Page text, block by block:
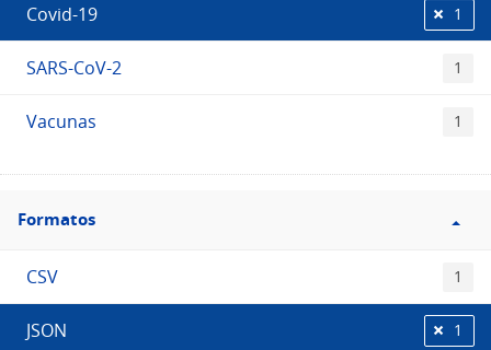
Covid-19 1
SARS-CoV-2 1
Vacunas 1
Filtro
Formatos
Formatos
CSV 1
JSON 1